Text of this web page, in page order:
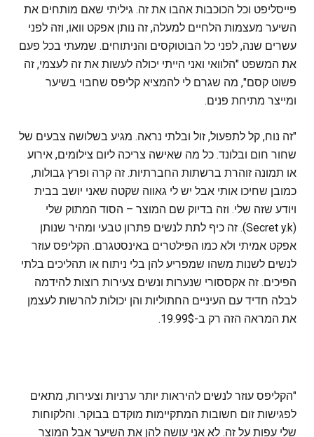
פייסליפט וכל הכוכבות אהבו את זה. גיליתי שאם מותחים את
השיער מעצמות הלחיים למעלה, זה נותן אפקט וואו, וזה לפני
עשרים שנה, לפני כל הבוטוקסים והניתוחים. שמעתי בכל פעם
את המשפט "הלוואי ואני הייתי יכולה לעשות את זה לעצמי, זה
פשוט קסם", מה שגרם לי להמציא קליפס שחבוי בשיער
ומייצר מתיחת פנים.
"זה נוח, קל לתפעול, זול ובלתי נראה. מגיע בשלושה צבעים של
שחור חום ובלונד. כל מה שאישה צריכה ליום צילומים, אירוע
או תמונה זוהרת ברשתות החברתיות. זה קרה ופרץ גבולות,
כמובן שחיכו אותי אבל יש לי גאווה שקטה שאני יושב בבית
ויודע שזה שלי. וזה בדיוק שם המוצר – הסוד המתוק שלי
(Secret y.k). זה כיף לתת לנשים פתרון טבעי ומהיר שנותן
אפקט אמיתי ולא כמו הפילטרים באינסטגרם. הקליפס עוזר
לנשים לשנות משהו שמפריע להן בלי ניתוח או תהליכים בלתי
הפיכים. זה אקססורי שנערות ונשים צעירות רוצות להידמה
לבלה חדיד עם העיניים החתוליות והן יכולות להרשות לעצמן
את המראה הזה רק ב-19.99$.
"הקליפס עוזר לנשים להיראות יותר ערניות וצעירות, מתאים
לפגישות זום חשובות המתקיימות מוקדם בבוקר. והלקוחות
שלי עפות על זה. לא אני עושה להן את השיער אבל המוצר